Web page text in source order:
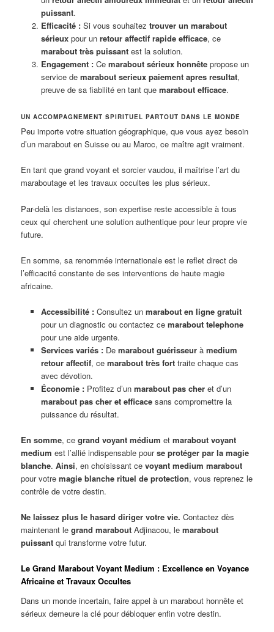
puissant.
Efficacité :Si vous souhaitez trouver un marabout
sérieuxpour un retour affectif rapide efficace, ce
marabout très puissantest la solution.
Engagement :Ce marabout sérieux honnêtepropose un
service de marabout serieux paiement apres resultat,
preuve de sa fiabilité en tant que marabout efficace.
UN ACCOMPAGNEMENT SPIRITUEL PARTOUT DANS LE MONDE
Peu importe votre situation géographique, que vous ayez besoin
d’un marabout en Suisse ou au Maroc, ce maître agit vraiment.
En tant que grand voyant et sorcier vaudou, il maîtrise l’art du
maraboutage et les travaux occultes les plus sérieux.
Par-delà les distances, son expertise reste accessible à tous
ceux qui cherchent une solution authentique pour leur propre vie
future.
En somme, sa renommée internationale est le reflet direct de
l’efficacité constante de ses interventions de haute magie
africaine.
Accessibilité :Consultez un marabout en ligne gratuit
pour un diagnostic ou contactez ce marabout telephone
pour une aide urgente.
Services variés :De marabout guérisseurà medium
retour affectif, ce marabout très forttraite chaque cas
avec dévotion.
Économie :Profitez d’un marabout pas cheret d’un
marabout pas cher et efficacesans compromettre la
puissance du résultat.
En somme, cegrand voyant médium etmarabout voyant
medium est l’allié indispensable pourse protéger par la magie
blanche.Ainsi, en choisissant cevoyant medium marabout
pour votremagie blanche rituel de protection, vous reprenez le
contrôle de votre destin.
Ne laissez plus le hasard diriger votre vie. Contactez dès
maintenant legrand marabout Adjinacou, lemarabout
puissant qui transforme votre futur.
Le Grand Marabout Voyant Medium : Excellence en Voyance
Africaine et Travaux Occultes
Dans un monde incertain, faire appel à un marabout honnête et
sérieux demeure la clé pour débloquer enfin votre destin.